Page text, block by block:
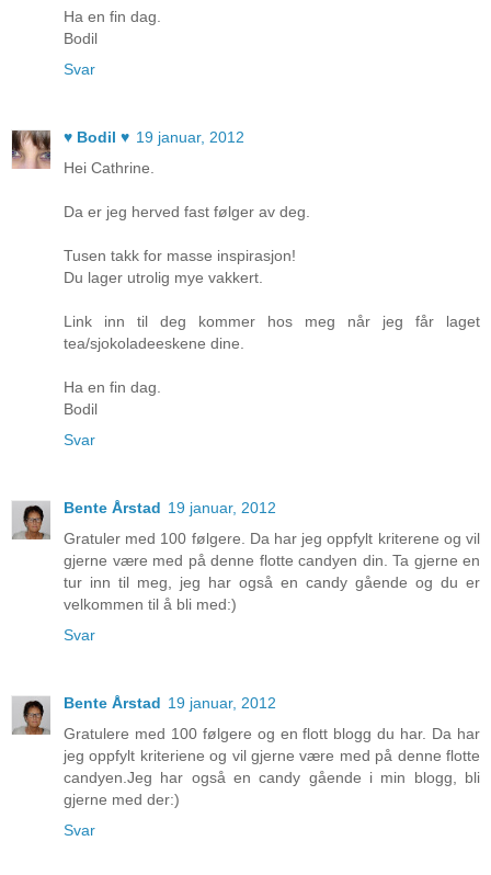
Ha en fin dag.
Bodil
Svar
♥ Bodil ♥ 19 januar, 2012
Hei Cathrine.
Da er jeg herved fast følger av deg.
Tusen takk for masse inspirasjon!
Du lager utrolig mye vakkert.
Link inn til deg kommer hos meg når jeg får laget
tea/sjokoladeeskene dine.
Ha en fin dag.
Bodil
Svar
Bente Årstad 19 januar, 2012
Gratuler med 100 følgere. Da har jeg oppfylt kriterene og vil
gjerne være med på denne flotte candyen din. Ta gjerne en
tur inn til meg, jeg har også en candy gående og du er
velkommen til å bli med:)
Svar
Bente Årstad 19 januar, 2012
Gratulere med 100 følgere og en flott blogg du har. Da har
jeg oppfylt kriteriene og vil gjerne være med på denne flotte
candyen.Jeg har også en candy gående i min blogg, bli
gjerne med der:)
Svar